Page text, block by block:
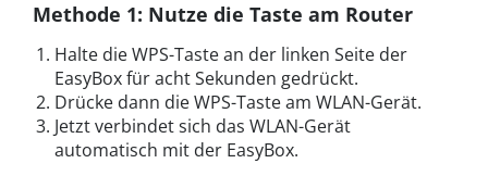
Methode 1: Nutze die Taste am Router
Halte die WPS-Taste an der linken Seite der
EasyBox für acht Sekunden gedrückt.
Drücke dann die WPS-Taste am WLAN-Gerät.
Jetzt verbindet sich das WLAN-Gerät
automatisch mit der EasyBox.